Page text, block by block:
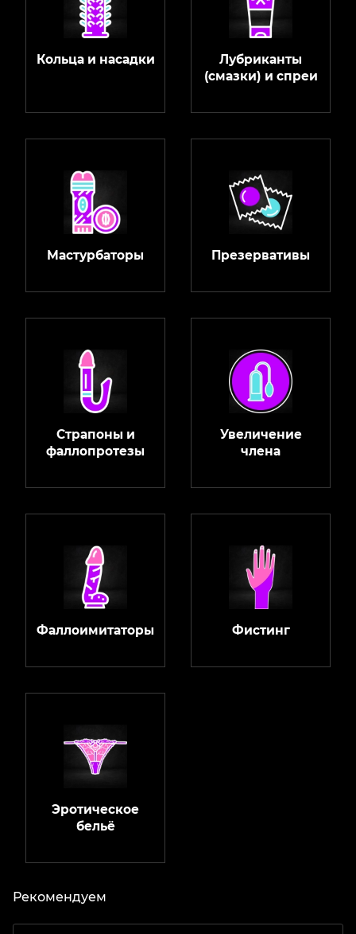
Кольца и насадки
Лубриканты
(смазки) и спреи
Мастурбаторы Презервативы
Страпоны и
фаллопротезы
Увеличение
члена
Фаллоимитаторы Фистинг
Эротическое
бельё
Рекомендуем